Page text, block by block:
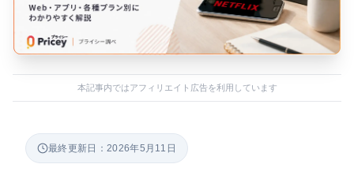
本記事内ではアフィリエイト広告を利用しています
最終更新日：2026年5月11日